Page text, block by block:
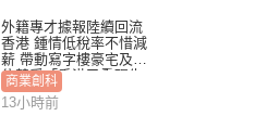
外籍專才據報陸續回流
香港 鍾情低稅率不惜減
薪 帶動寫字樓豪宅及學
位競爭「香港已重現生
機」
商業創科
13小時前